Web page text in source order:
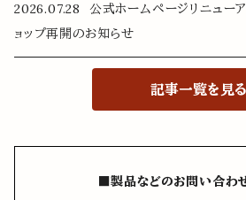
2026.07.28 公式ホームページリニューア
ョップ再開のお知らせ
記事一覧を見る
■製品などのお問い合わ